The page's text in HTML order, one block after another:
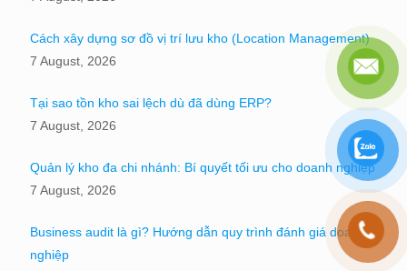
Cách xây dựng sơ đồ vị trí lưu kho (Location Management)
7 August, 2026
Tại sao tồn kho sai lệch dù đã dùng ERP?
7 August, 2026
Quản lý kho đa chi nhánh: Bí quyết tối ưu cho doanh nghiệp
7 August, 2026
Business audit là gì? Hướng dẫn quy trình đánh giá doanh
nghiệp